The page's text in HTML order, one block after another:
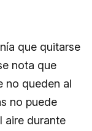
que quitarse
nota que
no queden al
no puede
aire durante